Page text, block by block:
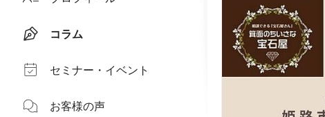
コラム
セミナー・イベント
お客様の声